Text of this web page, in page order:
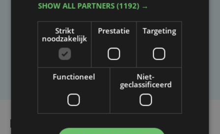
Taalfout opgemerkt?
Heb je een taal- of schrijffout opgemerkt in dit
Laat het ons weten
Lees ook
SHOW ALL PARTNERS(1192) →
Strikt
noodzakelijk
Prestatie Targeting
Functioneel
Niet-
geclassificeerd